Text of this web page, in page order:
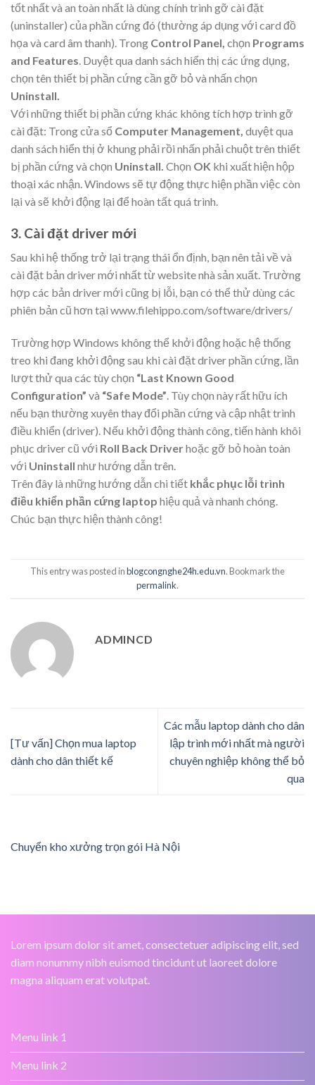
tốt nhất và an toàn nhất là dùng chính trình gỡ cài đặt
(uninstaller) của phần cứng đó (thường áp dụng với card đồ
họa và card âm thanh). Trong Control Panel, chọn Programs
and Features. Duyệt qua danh sách hiển thị các ứng dụng,
chọn tên thiết bị phần cứng cần gỡ bỏ và nhấn chọn
Uninstall.
Với những thiết bị phần cứng khác không tích hợp trình gỡ
cài đặt: Trong cửa sổ Computer Management, duyệt qua
danh sách hiển thị ở khung phải rồi nhấn phải chuột trên thiết
bị phần cứng và chọn Uninstall. Chọn OK khi xuất hiện hộp
thoại xác nhận. Windows sẽ tự động thực hiện phần việc còn
lại và sẽ khởi động lại để hoàn tất quá trình.
3. Cài đặt driver mới
Sau khi hệ thống trở lại trạng thái ổn định, bạn nên tải về và
cài đặt bản driver mới nhất từ website nhà sản xuất. Trường
hợp các bản driver mới cũng bị lỗi, bạn có thể thử dùng các
phiên bản cũ hơn tại www.filehippo.com/software/drivers/
Trường hợp Windows không thể khởi động hoặc hệ thống
treo khi đang khởi động sau khi cài đặt driver phần cứng, lần
lượt thử qua các tùy chọn “Last Known Good
Configuration” và “Safe Mode”. Tùy chọn này rất hữu ích
nếu bạn thường xuyên thay đổi phần cứng và cập nhật trình
điều khiển (driver). Nếu khởi động thành công, tiến hành khôi
phục driver cũ với Roll Back Driverhoặc gỡ bỏ hoàn toàn
với Uninstall như hướng dẫn trên.
Trên đây là những hướng dẫn chi tiết khắc phục lỗi trình
điều khiển phần cứng laptop hiệu quả và nhanh chóng.
Chúc bạn thực hiện thành công!
This entry was posted inblogcongnghe24h.edu.vn. Bookmark the
permalink.
ADMINCD
[Tư vấn] Chọn mua laptop
dành cho dân thiết kế
Các mẫu laptop dành cho dân
lập trình mới nhất mà người
chuyên nghiệp không thể bỏ
qua
Chuyển kho xưởng trọn gói Hà Nội
Lorem ipsum dolor sit amet, consectetuer adipiscing elit, sed
diam nonummy nibh euismod tincidunt ut laoreet dolore
magna aliquam erat volutpat.
Menu link 1
Menu link 2